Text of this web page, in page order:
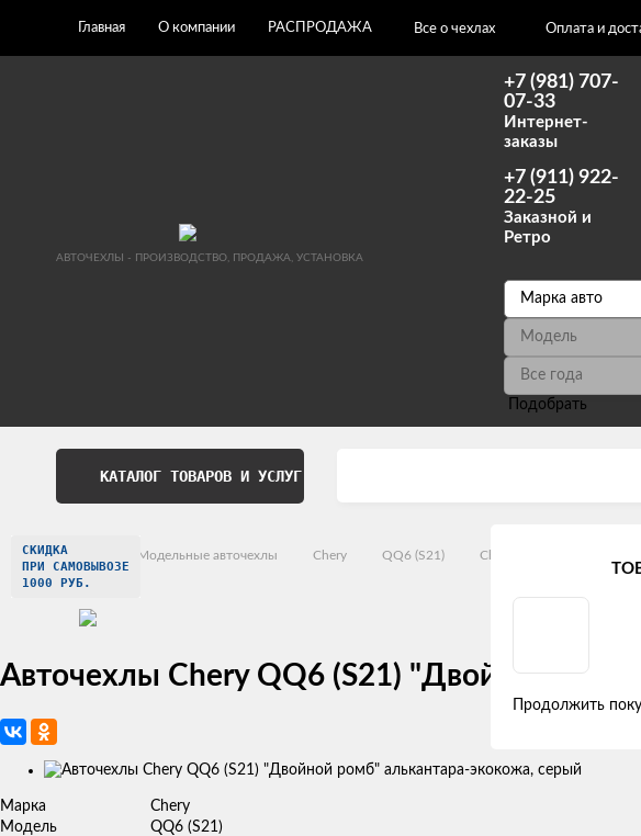
Главная О компании РАСПРОДАЖА Все о чехлах Оплата и
АВТОЧЕХЛЫ - ПРОИЗВОДСТВО, ПРОДАЖА, УСТАНОВКА
+7 (981) 707-
07-33
Интернет-
заказы
+7 (911) 922-
22-25
Заказной и
Ретро
Подобрать
КАТАЛОГ ТОВАРОВ И УСЛУГ
Главная Модельные авточехлы Chery QQ6 (S21) Chery QQ6 (S21) (2006 -
Авточехлы Chery QQ6 (S21) "Двойной
Изображения
товаров
СКИДКА
ПРИ САМОВЫВОЗЕ
1000 РУБ.
Марка
Chery
Модель
QQ6 (S21)
Продолжить